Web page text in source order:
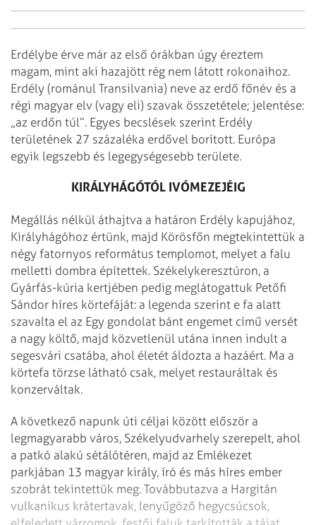
Erdélybe érve már az első órákban úgy éreztem
magam, mint aki hazajött rég nem látott rokonaihoz.
Erdély (románul Transilvania) neve az erdő főnév és a
régi magyar elv (vagy eli) szavak összetétele; jelentése:
„az erdőn túl”. Egyes becslések szerint Erdély
területének 27 százaléka erdővel borított. Európa
egyik legszebb és legegységesebb területe.
KIRÁLYHÁGÓTÓL IVÓMEZEJÉIG
Megállás nélkül áthajtva a határon Erdély kapujához,
Királyhágóhoz értünk, majd Körösfőn megtekintettük a
négy fatornyos református templomot, melyet a falu
melletti dombra építettek. Székelykeresztúron, a
Gyárfás-kúria kertjében pedig meglátogattuk Petőfi
Sándor híres körtefáját: a legenda szerint e fa alatt
szavalta el az Egy gondolat bánt engemet című versét
a nagy költő, majd közvetlenül utána innen indult a
segesvári csatába, ahol életét áldozta a hazáért. Ma a
körtefa törzse látható csak, melyet restauráltak és
konzerváltak.
A következő napunk úti céljai között először a
legmagyarabb város, Székelyudvarhely szerepelt, ahol
a patkó alakú sétálótéren, majd az Emlékezet
parkjában 13 magyar király, író és más híres ember
szobrát tekintettük meg. Továbbutazva a Hargitán
vulkanikus krátertavak, lenyűgöző hegycsúcsok,